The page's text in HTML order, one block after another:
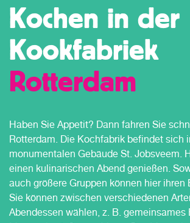
Kochen in der
Kookfabriek
Rotterdam
Haben Sie Appetit? Dann fahren Sie
Rotterdam. Die Kochfabrik befindet sich
monumentalen Gebäude St. Jobsveem.
einen kulinarischen Abend genießen.
auch größere Gruppen können hier ihren
Sie können zwischen verschiedenen
Abendessen wählen, z. B. gemeinsames